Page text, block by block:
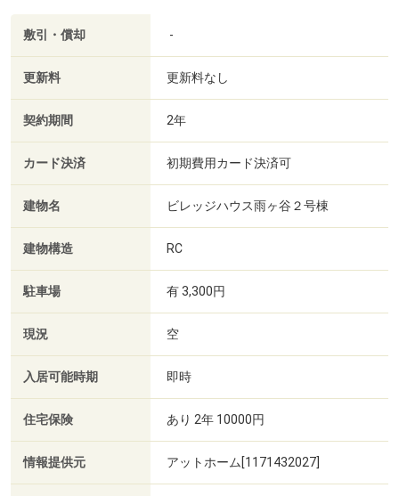
敷引・償却 -
更新料 更新料なし
契約期間 2年
カード決済 初期費用カード決済可
建物名 ビレッジハウス雨ヶ谷２号棟
建物構造 RC
駐車場 有 3,300円
現況 空
入居可能時期 即時
住宅保険 あり 2年 10000円
情報提供元 アットホーム[1171432027]